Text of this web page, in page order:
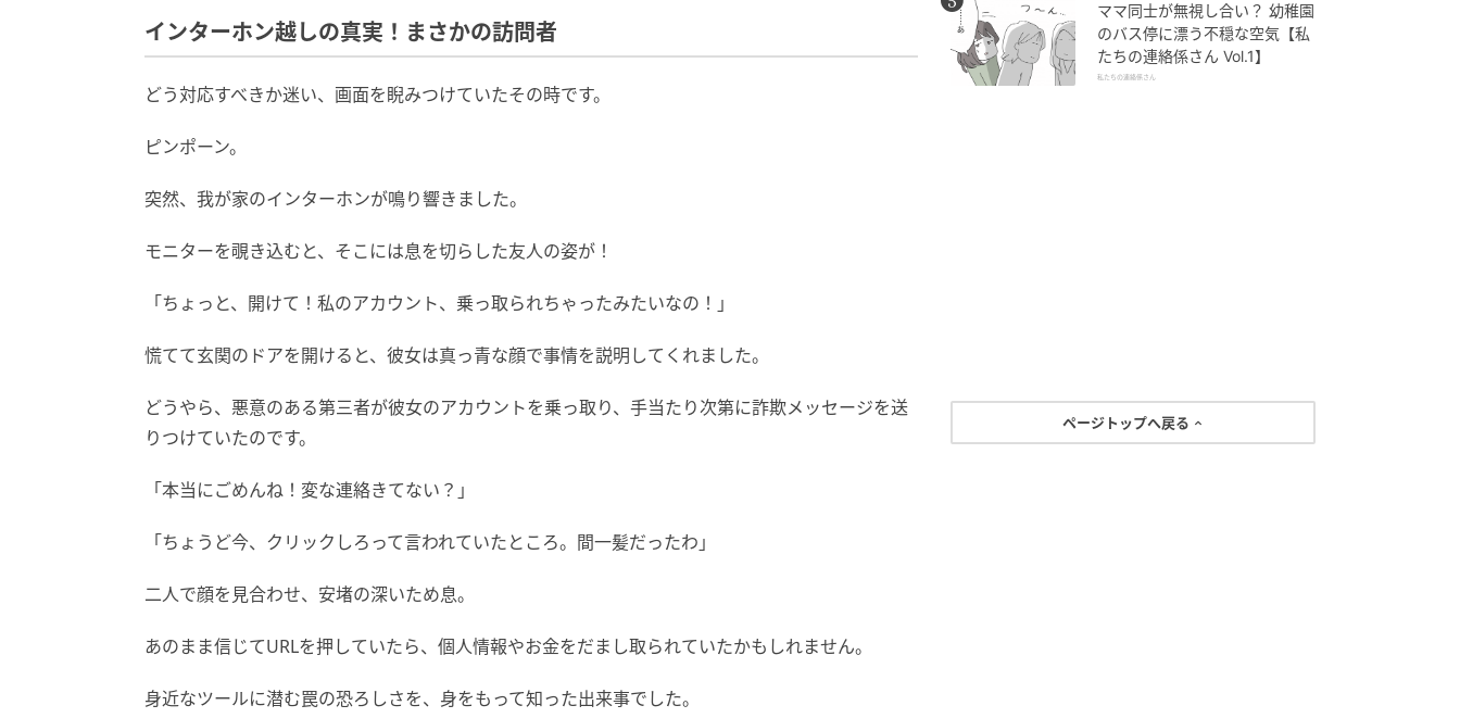
インターホン越しの真実！まさかの訪問者
どう対応すべきか迷い、画面を睨みつけていたその時です。
ピンポーン。
突然、我が家のインターホンが鳴り響きました。
モニターを覗き込むと、そこには息を切らした友人の姿が！
「ちょっと、開けて！私のアカウント、乗っ取られちゃったみたいなの！」
慌てて玄関のドアを開けると、彼女は真っ青な顔で事情を説明してくれました。
どうやら、悪意のある第三者が彼女のアカウントを乗っ取り、手当たり次第に詐欺メッセージを送
りつけていたのです。
「本当にごめんね！変な連絡きてない？」
「ちょうど今、クリックしろって言われていたところ。間一髪だったわ」
二人で顔を見合わせ、安堵の深いため息。
あのまま信じてURLを押していたら、個人情報やお金をだまし取られていたかもしれません。
身近なツールに潜む罠の恐ろしさを、身をもって知った出来事でした。
ママ同士が無視し合い？ 幼稚園
のバス停に漂う不穏な空気【私
たちの連絡係さん Vol.1】
私たちの連絡係さん
ページトップへ戻る